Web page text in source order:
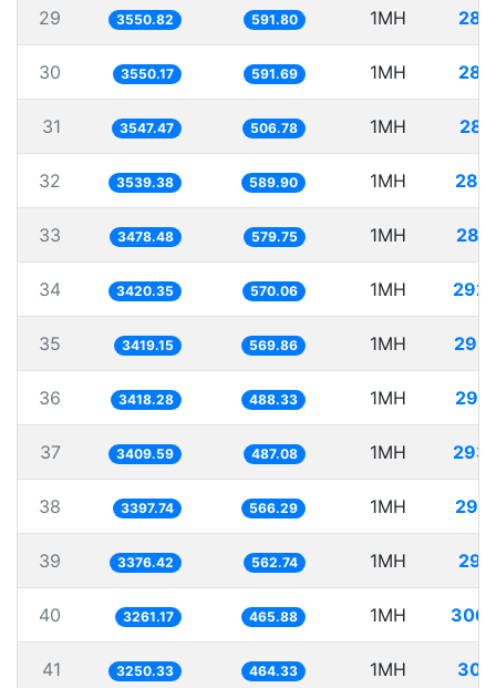
29 3550.82 591.80 1MH
30 3550.17 591.69 1MH
31 3547.47 506.78 1MH
32 3539.38 589.90 1MH
33 3478.48 579.75 1MH
34 3420.35 570.06 1MH
35 3419.15 569.86 1MH
36 3418.28 488.33 1MH
37 3409.59 487.08 1MH
38 3397.74 566.29 1MH
39 3376.42 562.74 1MH
40 3261.17 465.88 1MH
41 3250.33 464.33 1MH